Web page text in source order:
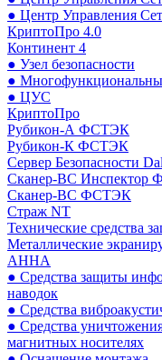
● Центр Управления
КриптоПро 4.0
Континент 4
● Узел безопасности
●
● ЦУС
КриптоПро
Рубикон-А ФСТЭК
Рубикон-К ФСТЭК
Сервер Безопасности
Сканер-ВС Инспектор
Сканер-ВС ФСТЭК
Страж NT
Технические средства
Металлические
АННА
● Средства защиты
наводок
● Средства
● Средства
магнитных носителях